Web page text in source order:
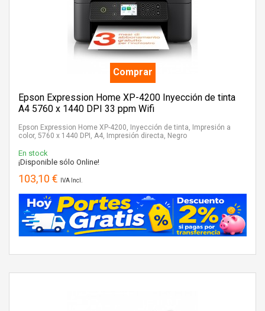
Comprar
Epson Expression Home XP-4200 Inyección de tinta
A4 5760 x 1440 DPI 33 ppm Wifi
Epson Expression Home XP-4200, Inyección de tinta, Impresión a
color, 5760 x 1440 DPI, A4, Impresión directa, Negro
En stock
¡Disponible sólo Online!
103,10 € IVA Incl.